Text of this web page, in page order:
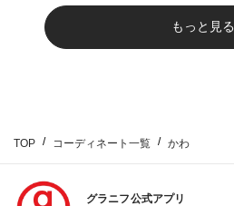
もっと見る
TOP コーディネート一覧 かわ
グラニフ公式アプリ